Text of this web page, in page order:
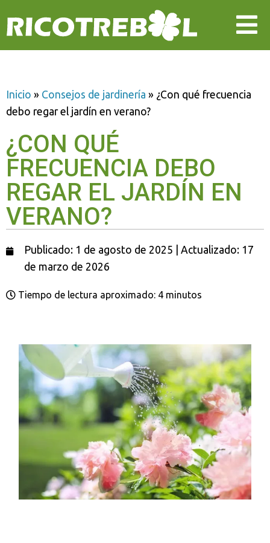
Inicio » Consejos de jardinería » ¿Con qué frecuencia
debo regar el jardín en verano?
¿CON QUÉ
FRECUENCIA DEBO
REGAR EL JARDÍN EN
VERANO?
Publicado: 1 de agosto de 2025 | Actualizado: 17
de marzo de 2026
Tiempo de lectura aproximado: 4 minutos